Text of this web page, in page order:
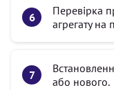
Перевірка
агрегату на
або нового.